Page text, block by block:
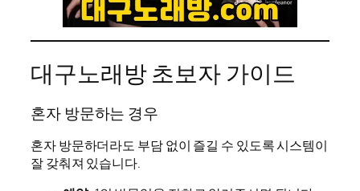
대구노래방 초보자 가이드
혼자 방문하는 경우
혼자 방문하더라도 부담 없이 즐길 수 있도록 시스템이
잘 갖춰져 있습니다.